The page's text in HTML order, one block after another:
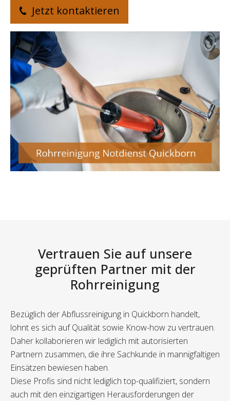
Jetzt kontaktieren
Vertrauen Sie auf unsere
geprüften Partner mit der
Rohrreinigung
Bezüglich der Abflussreinigung in Quickborn handelt,
lohnt es sich auf Qualität sowie Know-how zu vertrauen.
Daher kollaborieren wir lediglich mit autorisierten
Partnern zusammen, die ihre Sachkunde in mannigfaltigen
Einsätzen bewiesen haben.
Diese Profis sind nicht lediglich top-qualifiziert, sondern
auch mit den einzigartigen Herausforderungen der